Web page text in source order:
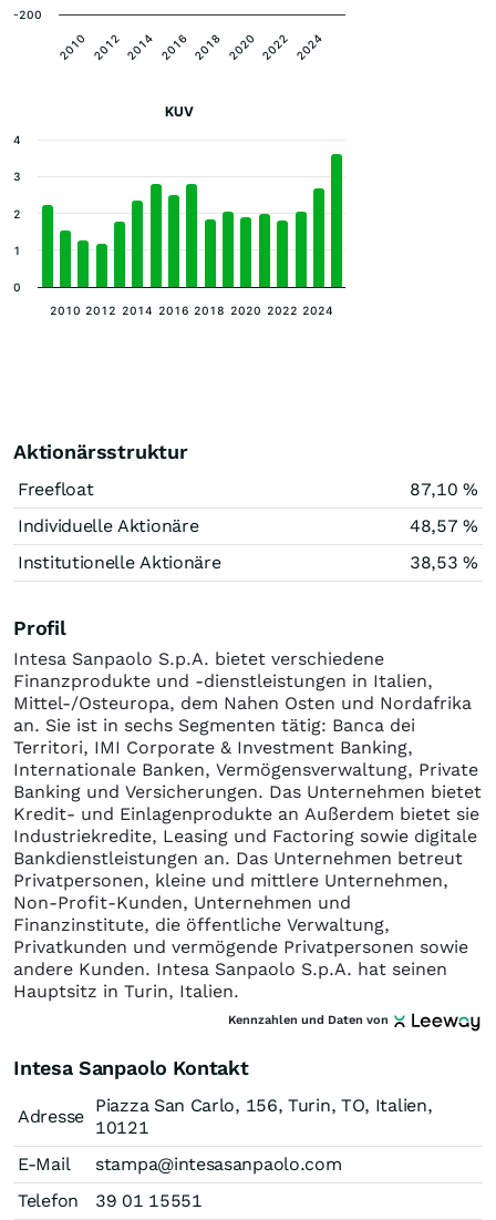
2010 2012 2014 2016 2018 2020 2022 2024
-200
KUV
2010 2012 2014 2016 2018 2020 2022 2024
0
1
2
3
4
Aktionärsstruktur
Freefloat
87,10 %
Individuelle Aktionäre
48,57 %
Institutionelle Aktionäre
38,53 %
Profil
Intesa Sanpaolo S.p.A. bietet verschiedene
Finanzprodukte und -dienstleistungen in Italien,
Mittel-/Osteuropa, dem Nahen Osten und Nordafrika
an. Sie ist in sechs Segmenten tätig: Banca dei
Territori, IMI Corporate & Investment Banking,
Internationale Banken, Vermögensverwaltung, Private
Banking und Versicherungen. Das Unternehmen bietet
Kredit- und Einlagenprodukte an Außerdem bietet sie
Industriekredite, Leasing und Factoring sowie digitale
Bankdienstleistungen an. Das Unternehmen betreut
Privatpersonen, kleine und mittlere Unternehmen,
Non-Profit-Kunden, Unternehmen und
Finanzinstitute, die öffentliche Verwaltung,
Privatkunden und vermögende Privatpersonen sowie
andere Kunden. Intesa Sanpaolo S.p.A. hat seinen
Hauptsitz in Turin, Italien.
Kennzahlen und Daten von
Intesa Sanpaolo Kontakt
Adresse
Piazza San Carlo, 156, Turin, TO, Italien,
10121
E-Mail
stampa@intesasanpaolo.com
Telefon
39 01 15551